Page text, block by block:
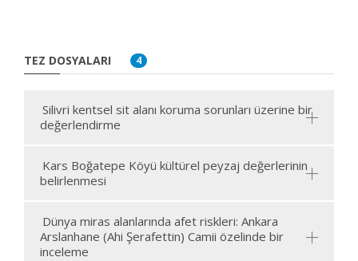
TEZ DOSYALARI 4
Silivri kentsel sit alanı koruma sorunları üzerine bir
değerlendirme
Kars Boğatepe Köyü kültürel peyzaj değerlerinin
belirlenmesi
Dünya miras alanlarında afet riskleri: Ankara
Arslanhane (Ahi Şerafettin) Camii özelinde bir
inceleme